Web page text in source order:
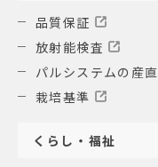
品質保証
放射能検査
パルシステムの産直
栽培基準
くらし・福祉